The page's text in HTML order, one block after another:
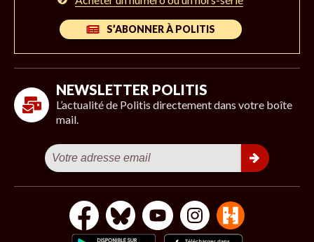
S’ABONNER À POLITIS
NEWSLETTER POLITIS
L’actualité de Politis directement dans votre boîte
mail.